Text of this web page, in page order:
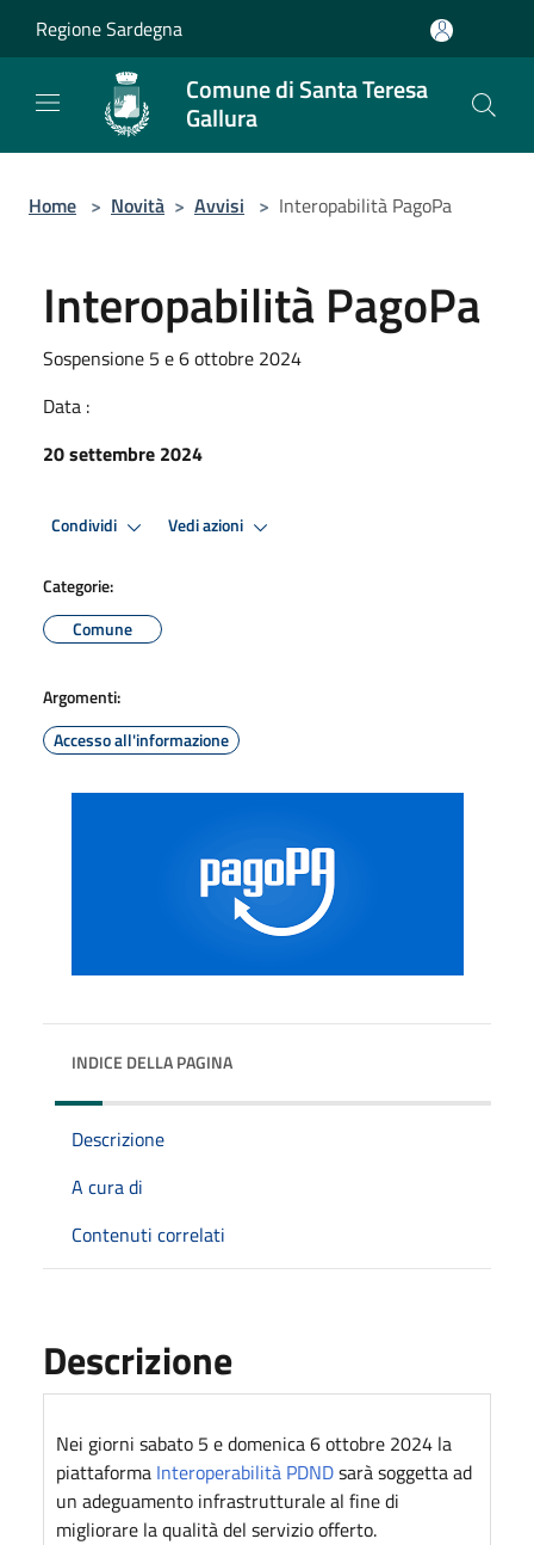
Regione Sardegna
Comune di Santa Teresa
Gallura
Home > Novità > Avvisi > Interopabilità PagoPa
Interopabilità PagoPa
Sospensione 5 e 6 ottobre 2024
Data :
20 settembre 2024
Condividi Vedi azioni
Categorie:
Comune
Argomenti:
Accesso all'informazione
INDICE DELLA PAGINA
Descrizione
A cura di
Contenuti correlati
Descrizione
Nei giorni sabato 5 e domenica 6 ottobre 2024 la
piattaforma Interoperabilità PDNDsarà soggetta ad
un adeguamento infrastrutturale al fine di
migliorare la qualità del servizio offerto.